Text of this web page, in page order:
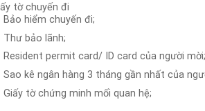
tờ chuyến đi
Bảo hiểm chuyến đi;
Thư bảo lãnh;
Resident permit card/ ID card của người mời;
Sao kê ngân hàng 3 tháng gần nhất của
Giấy tờ chứng minh mối quan hệ;